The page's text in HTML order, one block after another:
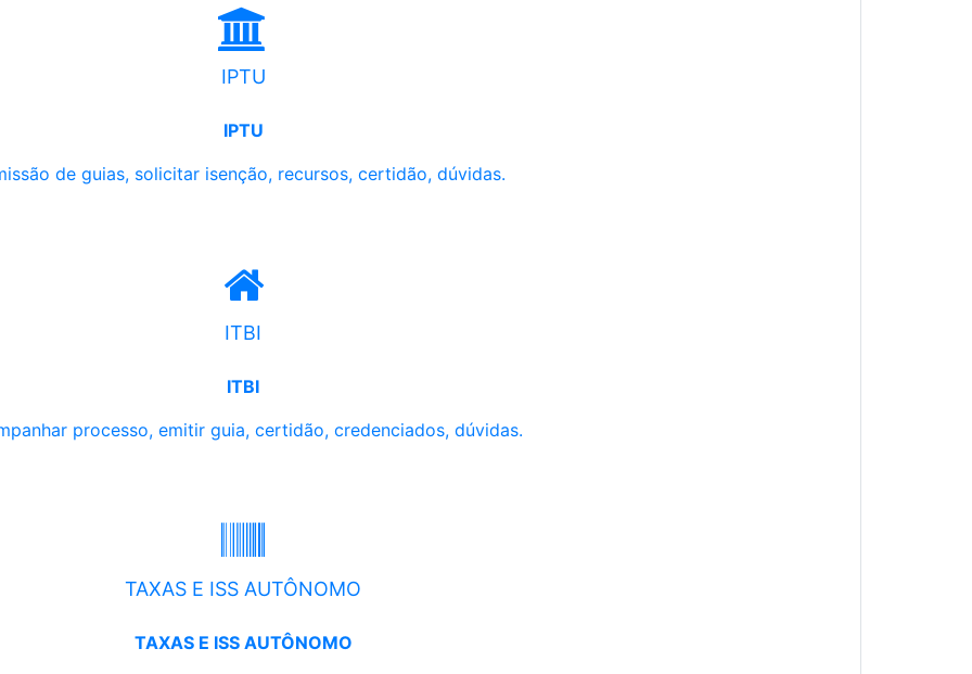
IPTU
IPTU
de guias, solicitar isenção, recursos, certidão, dúvidas.
ITBI
ITBI
processo, emitir guia, certidão, credenciados, dúvidas.
TAXAS E ISS AUTÔNOMO
TAXAS E ISS AUTÔNOMO